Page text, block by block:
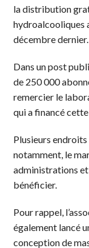
la distribution
hydroalcooliques
décembre dernier.
Dans un post
de 250 000
remercier le
qui a financé
Plusieurs
notamment, le
administrations et
bénéficier.
Pour rappel,
également lancé
conception de